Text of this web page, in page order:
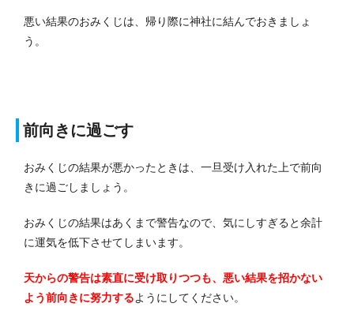
悪い結果のおみくじは、帰り際に神社に結んでおきましょ
う。
前向きに過ごす
おみくじの結果が悪かったときは、一旦受け入れた上で前向
きに過ごしましょう。
おみくじの結果はあくまで警告なので、気にしすぎると余計
に運気を低下させてしまいます。
天からの警告は素直に受け取りつつも、悪い結果を招かない
よう前向きに努力するようにしてください。